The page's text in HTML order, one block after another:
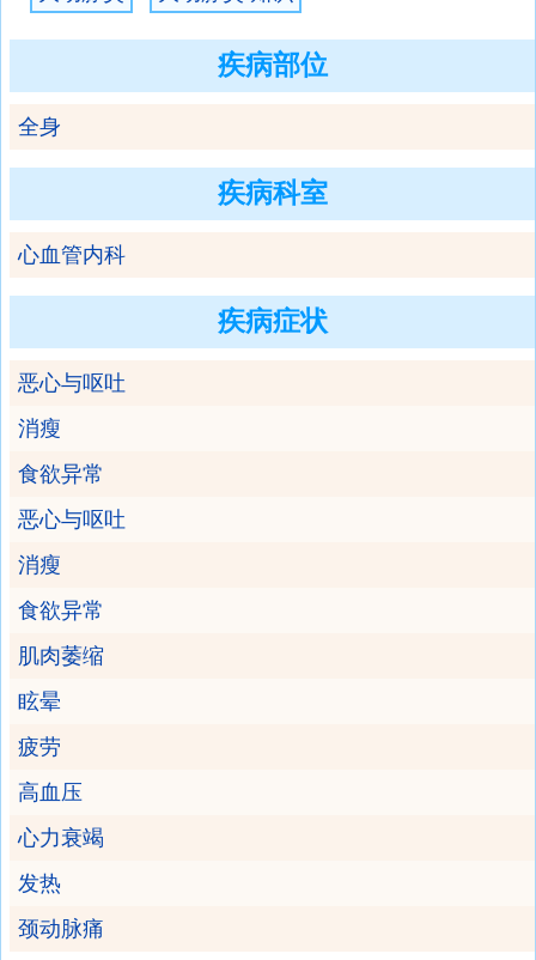
疾病部位
全身
疾病科室
心血管内科
疾病症状
恶心与呕吐
消瘦
食欲异常
恶心与呕吐
消瘦
食欲异常
肌肉萎缩
眩晕
疲劳
高血压
心力衰竭
发热
颈动脉痛